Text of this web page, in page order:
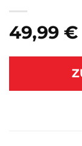
49,99 €